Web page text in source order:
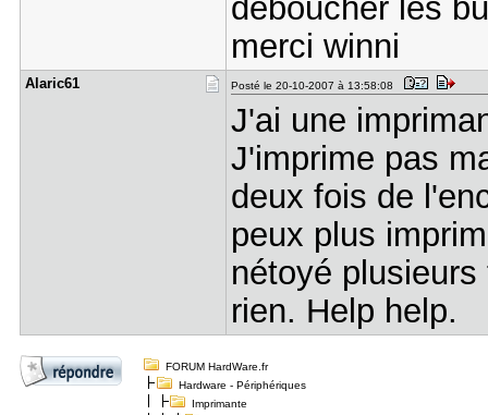
déboucher les
merci winni
Alaric61 Posté le 20-10-2007 à 13:58:08
J'ai une
J'imprime pas
deux fois de
peux plus
nétoyé
rien. Help help.
FORUM HardWare.fr
Hardware - Périphériques
Imprimante